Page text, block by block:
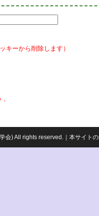
キーから削除します）
) All rights reserved.｜本サイト